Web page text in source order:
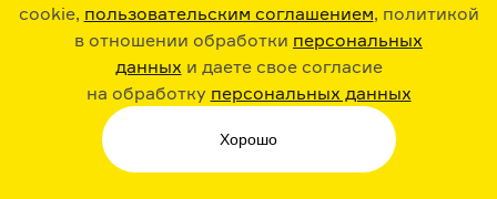
cookie, пользовательским соглашением, политикой
в отношении обработки персональных
данных и даете свое согласие
на обработку персональных данных
Хорошо
Новый сезон! Может ли
световой меч человека
рассечь?
В новом сезоне мы решили ответить